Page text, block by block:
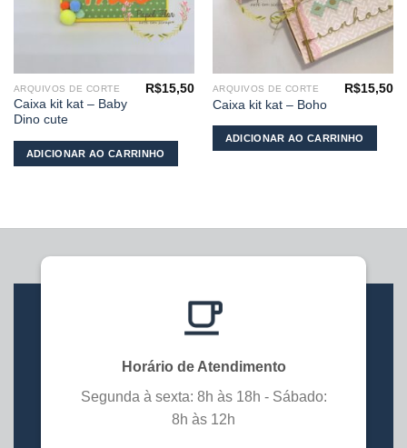
ARQUIVOS DE CORTE
Caixa kit kat – Baby
Dino cute
R$15,50
ADICIONAR AO CARRINHO
ARQUIVOS DE CORTE
Caixa kit kat – Boho
R$15,50
ADICIONAR AO CARRINHO
Horário de Atendimento
Segunda à sexta: 8h às 18h - Sábado:
8h às 12h